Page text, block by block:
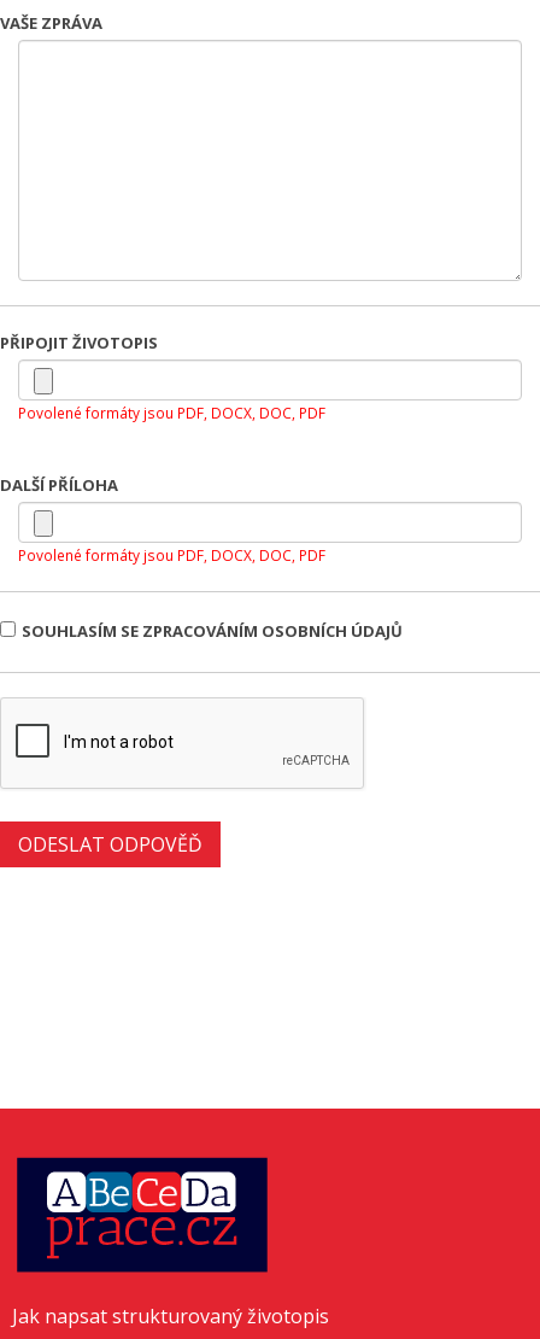
VAŠE ZPRÁVA
PŘIPOJIT ŽIVOTOPIS
Povolené formáty jsou PDF, DOCX, DOC, PDF
DALŠÍ PŘÍLOHA
Povolené formáty jsou PDF, DOCX, DOC, PDF
SOUHLASÍM SE ZPRACOVÁNÍM OSOBNÍCH ÚDAJŮ
Jak napsat strukturovaný životopis